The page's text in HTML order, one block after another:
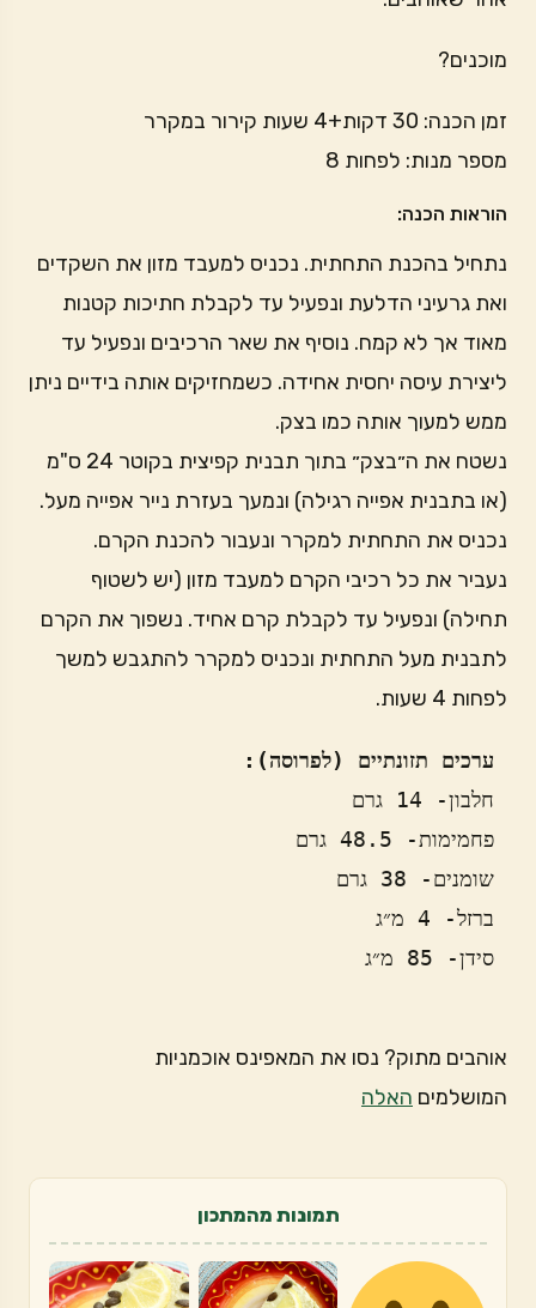
מוכנים?
זמן הכנה: 30 דקות+4 שעות קירור במקרר
מספר מנות: לפחות 8
הוראות הכנה:
נתחיל בהכנת התחתית. נכניס למעבד מזון את השקדים
ואת גרעיני הדלעת ונפעיל עד לקבלת חתיכות קטנות
מאוד אך לא קמח. נוסיף את שאר הרכיבים ונפעיל עד
ליצירת עיסה יחסית אחידה. כשמחזיקים אותה בידיים ניתן
ממש למעוך אותה כמו בצק.
נשטח את ה״בצק״ בתוך תבנית קפיצית בקוטר 24 ס"מ
(או בתבנית אפייה רגילה) ונמעך בעזרת נייר אפייה מעל.
נכניס את התחתית למקרר ונעבור להכנת הקרם.
נעביר את כל רכיבי הקרם למעבד מזון (יש לשטוף
תחילה) ונפעיל עד לקבלת קרם אחיד. נשפוך את הקרם
לתבנית מעל התחתית ונכניס למקרר להתגבש למשך
לפחות 4 שעות.
אוהבים מתוק? נסו את המאפינס אוכמניות
המושלמים האלה
תמונות מהמתכון